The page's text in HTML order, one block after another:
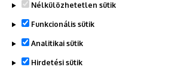
Legutóbbi frissítés:
Nélkülözhetetlen sütik
Funkcionális sütik
Analitikai sütik
Hirdetési sütik